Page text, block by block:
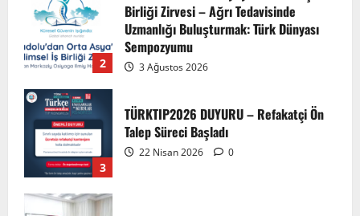
2
Birliği Zirvesi – Ağrı Tedavisinde
Uzmanlığı Buluşturmak: Türk Dünyası
Sempozyumu
3 Ağustos 2026
3
TÜRKTIP2026 DUYURU – Refakatçi Ön
Talep Süreci Başladı
22 Nisan 2026 0